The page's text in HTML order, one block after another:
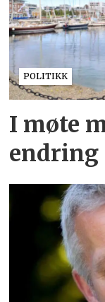
POLITIKK
I møte
endring